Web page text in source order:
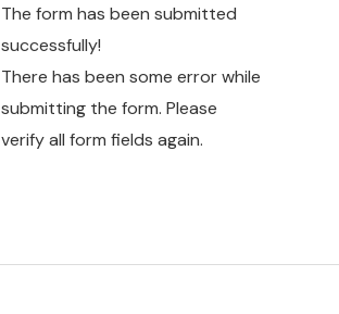
The form has been submitted
successfully!
There has been some error while
submitting the form. Please
verify all form fields again.